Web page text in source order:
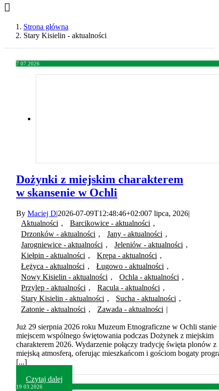
Strona główna
Stary Kisielin - aktualności
7 07.2026
Dożynki z miejskim charakterem
w skansenie w Ochli
By Maciej D|2026-07-09T12:48:46+02:007 lipca, 2026|
Aktualności , Barcikowice - aktualności ,
Drzonków - aktualności , Jany - aktualności ,
Jarogniewice - aktualności , Jeleniów - aktualności ,
Kiełpin - aktualności , Krępa - aktualności ,
Łężyca - aktualności , Ługowo - aktualności ,
Nowy Kisielin - aktualności , Ochla - aktualności ,
Przylep - aktualności , Racula - aktualności ,
Stary Kisielin - aktualności , Sucha - aktualności ,
Zatonie - aktualności , Zawada - aktualności |
Już 29 sierpnia 2026 roku Muzeum Etnograficzne w Ochli stanie
miejscem wspólnego świętowania podczas Dożynek z miejskim
charakterem 2026. Wydarzenie połączy tradycję święta plonów z
miejską atmosferą, oferując mieszkańcom i gościom bogaty
[...]
Czytaj dalej
19 03.2026